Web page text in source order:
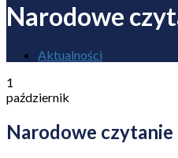
Narodowe
Aktualności
1
październik
Narodowe czytanie